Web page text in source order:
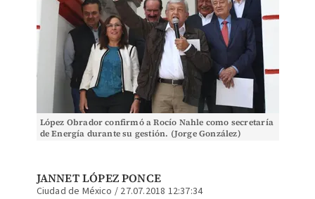
López Obrador confirmó a Rocío Nahle como secretaría
de Energía durante su gestión. (Jorge González)
JANNET LÓPEZ PONCE
Ciudad de México / 27.07.2018 12:37:34